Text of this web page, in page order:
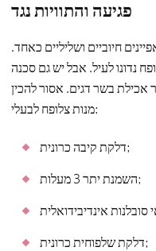
פגיעה והתוויות נגד
חיוביים ושליליים כאחד.
נדונו לעיל. אבל יש גם סכנה
אכילת בשר דגים. אסור להכין
מנות צלופח לבעלי:
דלקת קיבה כרונית;
השמנת יתר 3 מעלות;
דלקת שלפוחית ​​כרונית;